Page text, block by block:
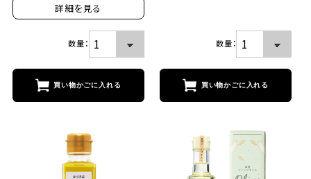
詳細を見る
数量： 数量：